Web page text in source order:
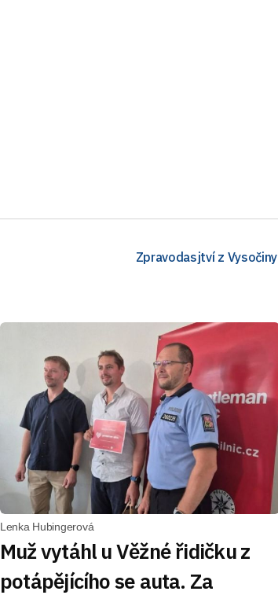
Zpravodasjtví z Vysočiny
Lenka Hubingerová
Muž vytáhl u Věžné řidičku z
potápějícího se auta. Za